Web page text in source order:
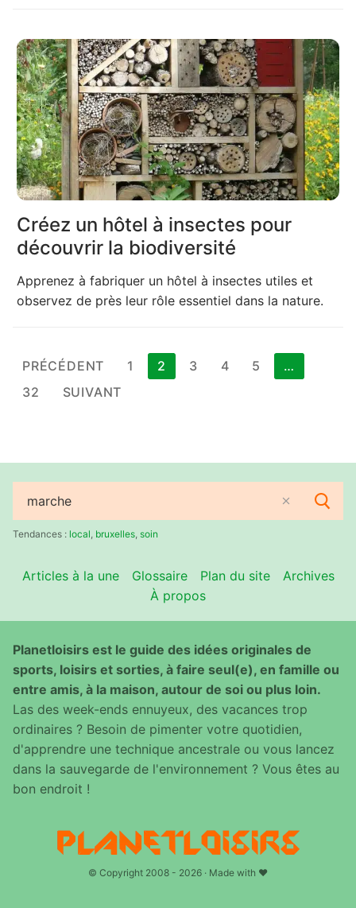
Créez un hôtel à insectes pour
découvrir la biodiversité
Apprenez à fabriquer un hôtel à insectes utiles et
observez de près leur rôle essentiel dans la nature.
Pagination
des
PRÉCÉDENT 1 2 3 4 5
…
32
SUIVANT
Rechercher
:Tendances : local bruxelles soin
Articles à la une Glossaire Plan du site
Archives
À propos
Planetloisirs est le guide des idées originales de
sports, loisirs et sorties, à faire seul(e), en famille ou
entre amis, à la maison, autour de soi ou plus loin.
Las des week-ends ennuyeux, des vacances trop
ordinaires ? Besoin de pimenter votre quotidien,
d'apprendre une technique ancestrale ou vous lancez
dans la sauvegarde de l'environnement ? Vous êtes au
bon endroit !
© Copyright 2008 - 2026 · Made with ♥